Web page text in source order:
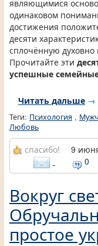
являющимися
одинаковом
достижения
десяти
сплочённую
Прочитайте эти
успешные
Читать дальше →
Теги: Психология ,
Любовь
спасибо! 9
0
Вокруг
простое